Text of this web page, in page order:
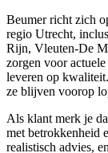
Beumer richt zich
regio Utrecht,
Rijn, Vleuten-De
zorgen voor
leveren op
ze blijven voorop
Als klant merk je
met betrokkenheid
realistisch advies,